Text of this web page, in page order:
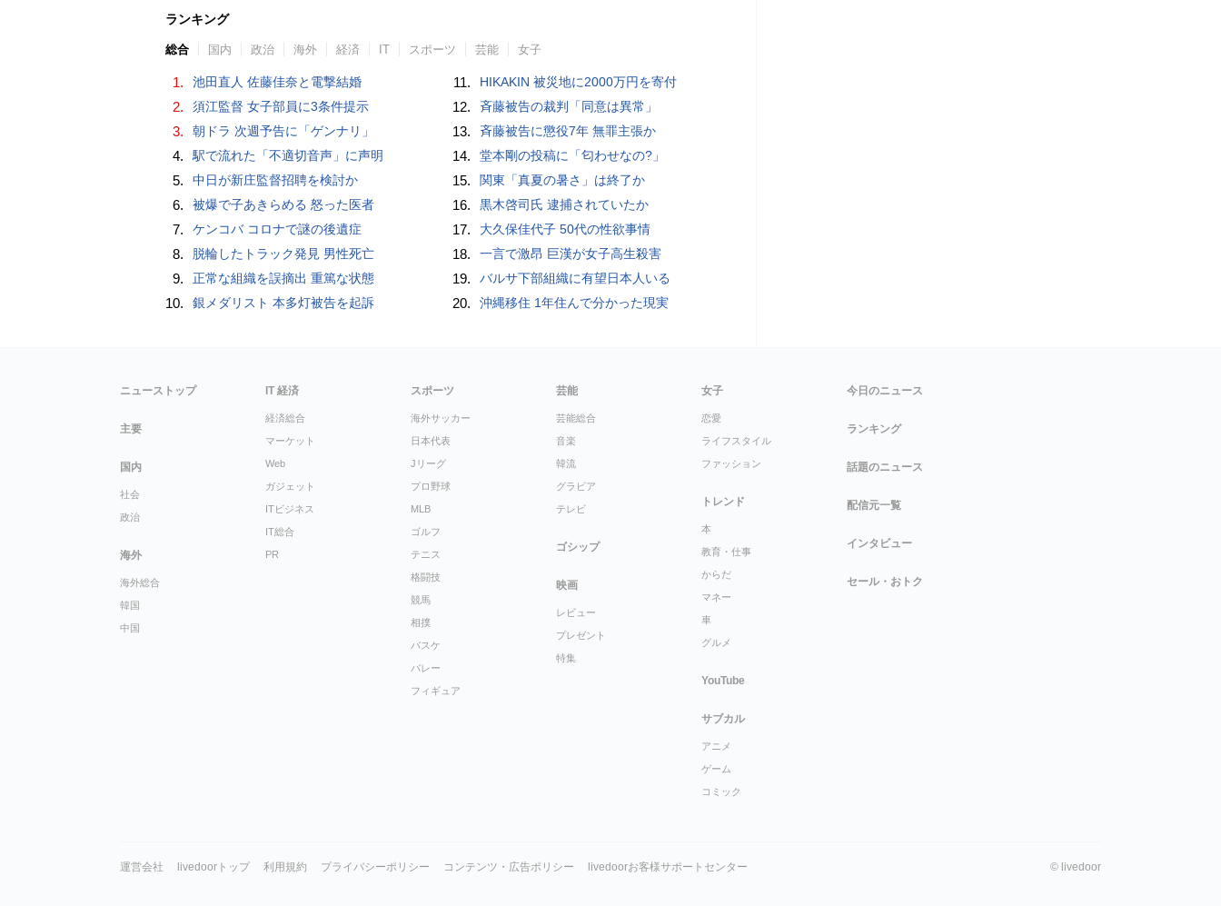
ランキング
総合 国内 政治 海外 経済 IT スポーツ 芸能 女子
1. 池田直人 佐藤佳奈と電撃結婚
2. 須江監督 女子部員に3条件提示
3. 朝ドラ 次週予告に「ゲンナリ」
4. 駅で流れた「不適切音声」に声明
5. 中日が新庄監督招聘を検討か
6. 被爆で子あきらめる 怒った医者
7. ケンコバ コロナで謎の後遺症
8. 脱輪したトラック発見 男性死亡
9. 正常な組織を誤摘出 重篤な状態
10. 銀メダリスト 本多灯被告を起訴
11. HIKAKIN 被災地に2000万円を寄付
12. 斉藤被告の裁判「同意は異常」
13. 斉藤被告に懲役7年 無罪主張か
14. 堂本剛の投稿に「匂わせなの?」
15. 関東「真夏の暑さ」は終了か
16. 黒木啓司氏 逮捕されていたか
17. 大久保佳代子 50代の性欲事情
18. 一言で激昂 巨漢が女子高生殺害
19. バルサ下部組織に有望日本人いる
20. 沖縄移住 1年住んで分かった現実
ニューストップ
主要
国内
社会
政治
海外
海外総合
韓国
中国
IT 経済
経済総合
マーケット
Web
ガジェット
ITビジネス
IT総合
PR
スポーツ
海外サッカー
日本代表
Jリーグ
プロ野球
MLB
ゴルフ
テニス
格闘技
競馬
相撲
バスケ
バレー
フィギュア
芸能
芸能総合
音楽
韓流
グラビア
テレビ
ゴシップ
映画
レビュー
プレゼント
特集
女子
恋愛
ライフスタイル
ファッション
トレンド
本
教育・仕事
からだ
マネー
車
グルメ
YouTube
サブカル
アニメ
ゲーム
コミック
今日のニュース
ランキング
話題のニュース
配信元一覧
インタビュー
セール・おトク
運営会社 livedoorトップ 利用規約 プライバシーポリシー コンテンツ・広告ポリシー livedoorお客様サポートセンター © livedoor